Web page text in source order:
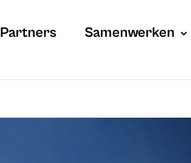
Partners Samenwerken